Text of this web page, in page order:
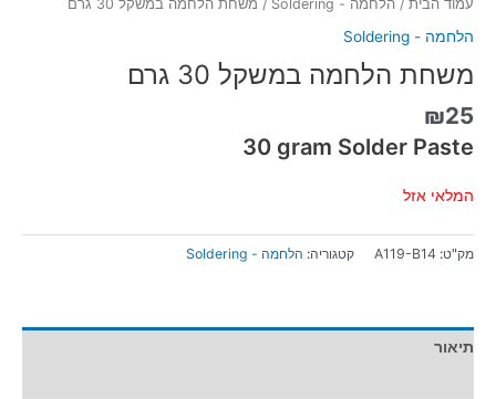
עמוד הבית / הלחמה - Soldering / משחת הלחמה במשקל 30 גרם
הלחמה - Soldering
משחת הלחמה במשקל 30 גרם
₪25
30 gram Solder Paste
המלאי אזל
מק"ט: A119-B14 קטגוריה: הלחמה - Soldering
תיאור